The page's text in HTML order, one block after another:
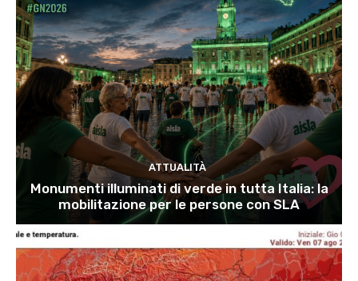
ATTUALITÀ
Monumenti illuminati di verde in tutta Italia: la
mobilitazione per le persone con SLA